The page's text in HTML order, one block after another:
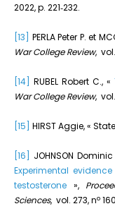
2022, p. 221‑232.
[13] PERLA Peter P. et
War College Review,
[14] RUBEL Robert C., «
War College Review,
[15] HIRST Aggie, «
[16] JOHNSON
Experimental
testosterone »,
Sciences, vol. 273, no